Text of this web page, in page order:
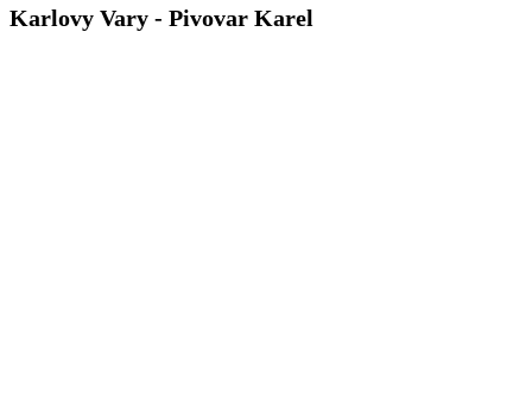
Karlovy Vary - Pivovar Karel